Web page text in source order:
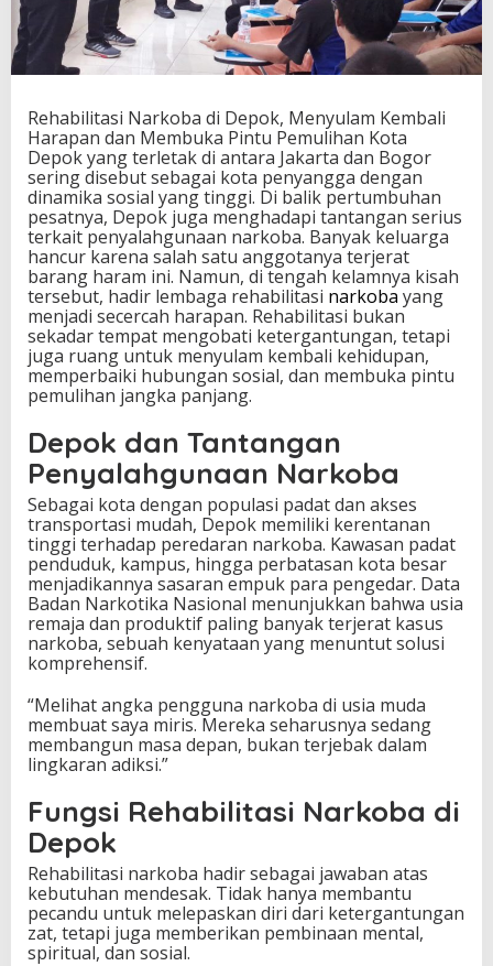
D
o
,
M
e
n
y
u
l
a
m
K
e
m
b
a
l
a
r
a
p
a
n
d
a
n
M
e
u
k
a
P
n
t
P
e
m
u
l
Rehabilitasi Narkoba di Depok, Menyulam Kembali
Harapan dan Membuka Pintu Pemulihan Kota
Depok yang terletak di antara Jakarta dan Bogor
sering disebut sebagai kota penyangga dengan
dinamika sosial yang tinggi. Di balik pertumbuhan
pesatnya, Depok juga menghadapi tantangan serius
terkait penyalahgunaan narkoba. Banyak keluarga
hancur karena salah satu anggotanya terjerat
barang haram ini. Namun, di tengah kelamnya kisah
tersebut, hadir lembaga rehabilitasi narkoba yang
menjadi secercah harapan. Rehabilitasi bukan
sekadar tempat mengobati ketergantungan, tetapi
juga ruang untuk menyulam kembali kehidupan,
memperbaiki hubungan sosial, dan membuka pintu
pemulihan jangka panjang.
Depok dan Tantangan
Penyalahgunaan Narkoba
Sebagai kota dengan populasi padat dan akses
transportasi mudah, Depok memiliki kerentanan
tinggi terhadap peredaran narkoba. Kawasan padat
penduduk, kampus, hingga perbatasan kota besar
menjadikannya sasaran empuk para pengedar. Data
Badan Narkotika Nasional menunjukkan bahwa usia
remaja dan produktif paling banyak terjerat kasus
narkoba, sebuah kenyataan yang menuntut solusi
komprehensif.
“Melihat angka pengguna narkoba di usia muda
membuat saya miris. Mereka seharusnya sedang
membangun masa depan, bukan terjebak dalam
lingkaran adiksi.”
Fungsi Rehabilitasi Narkoba di
Depok
Rehabilitasi narkoba hadir sebagai jawaban atas
kebutuhan mendesak. Tidak hanya membantu
pecandu untuk melepaskan diri dari ketergantungan
zat, tetapi juga memberikan pembinaan mental,
spiritual, dan sosial.